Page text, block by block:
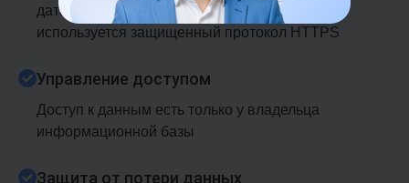
дата-центре. Для передачи информации
используется защищенный протокол HTTPS
Управление доступом
Доступ к данным есть только у владельца
информационной базы
Защита от потери данных